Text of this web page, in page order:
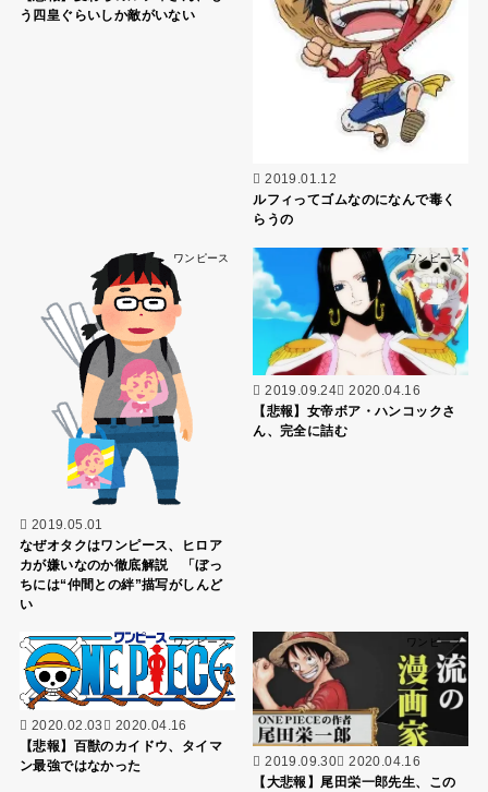
う四皇ぐらいしか敵がいない
2019.01.12
ルフィってゴムなのになんで毒く
らうの
ワンピース
2019.05.01
なぜオタクはワンピース、ヒロア
カが嫌いなのか徹底解説 「ぼっ
ちには“仲間との絆”描写がしんど
い
ワンピース
2019.09.24 2020.04.16
【悲報】女帝ボア・ハンコックさ
ん、完全に詰む
ワンピース
2020.02.03 2020.04.16
【悲報】百獣のカイドウ、タイマ
ン最強ではなかった
ワンピース
2019.09.30 2020.04.16
【大悲報】尾田栄一郎先生、この